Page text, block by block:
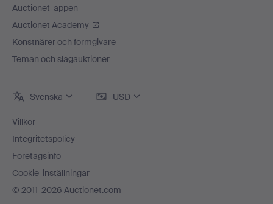
Auctionet-appen
Auctionet Academy
Konstnärer och formgivare
Teman och slagauktioner
Svenska USD
Villkor
Integritetspolicy
Företagsinfo
Cookie-inställningar
© 2011-2026 Auctionet.com